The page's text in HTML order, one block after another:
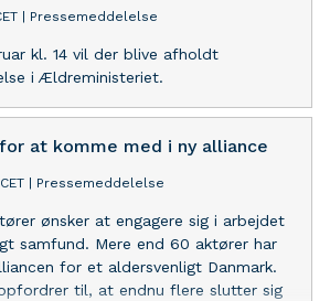
Pressemeddelelse
kl. 14 vil der blive afholdt
i Ældreministeriet.
at komme med i ny alliance
Pressemeddelelse
ønsker at engagere sig i arbejdet
samfund. Mere end 60 aktører har
for et aldersvenligt Danmark.
til, at endnu flere slutter sig